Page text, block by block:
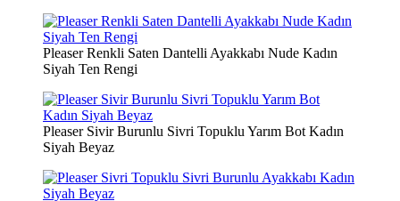
Pleaser Renkli Saten Dantelli Ayakkabı Nude Kadın
Siyah Ten Rengi
Pleaser Sivir Burunlu Sivri Topuklu Yarım Bot Kadın
Siyah Beyaz